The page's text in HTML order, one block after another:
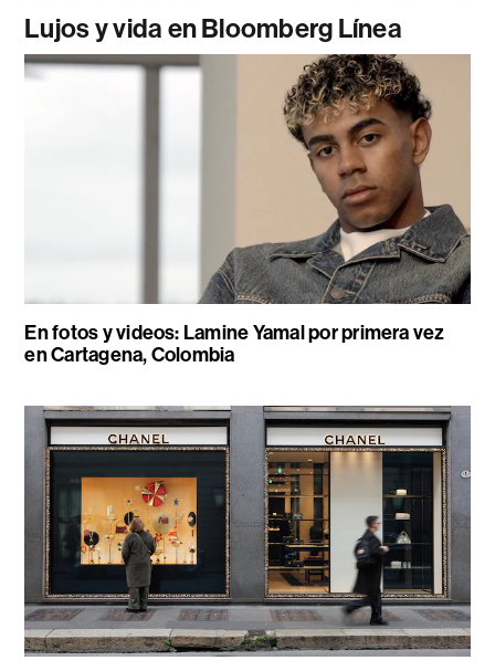
Lujos y vida en Bloomberg Línea
En fotos y videos: Lamine Yamal por primera vez
en Cartagena, Colombia